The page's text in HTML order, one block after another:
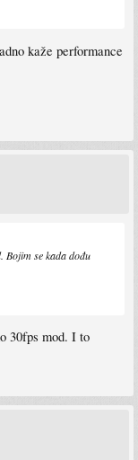
kaže performance
Bojim se kada dođu
30fps mod. I to